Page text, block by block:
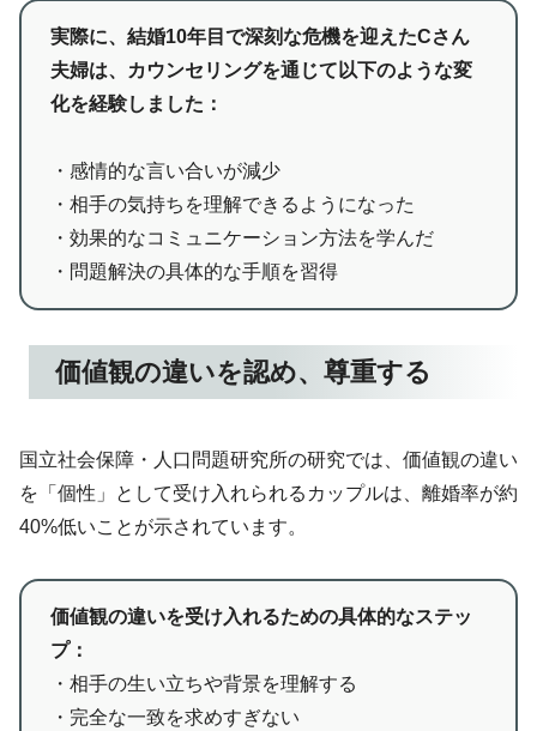
実際に、結婚10年目で深刻な危機を迎えたCさん
夫婦は、カウンセリングを通じて以下のような変
化を経験しました：
・感情的な言い合いが減少
・相手の気持ちを理解できるようになった
・効果的なコミュニケーション方法を学んだ
・問題解決の具体的な手順を習得
価値観の違いを認め、尊重する
国立社会保障・人口問題研究所の研究では、価値観の違い
を「個性」として受け入れられるカップルは、離婚率が約
40%低いことが示されています。
価値観の違いを受け入れるための具体的なステッ
プ：
・相手の生い立ちや背景を理解する
・完全な一致を求めすぎない